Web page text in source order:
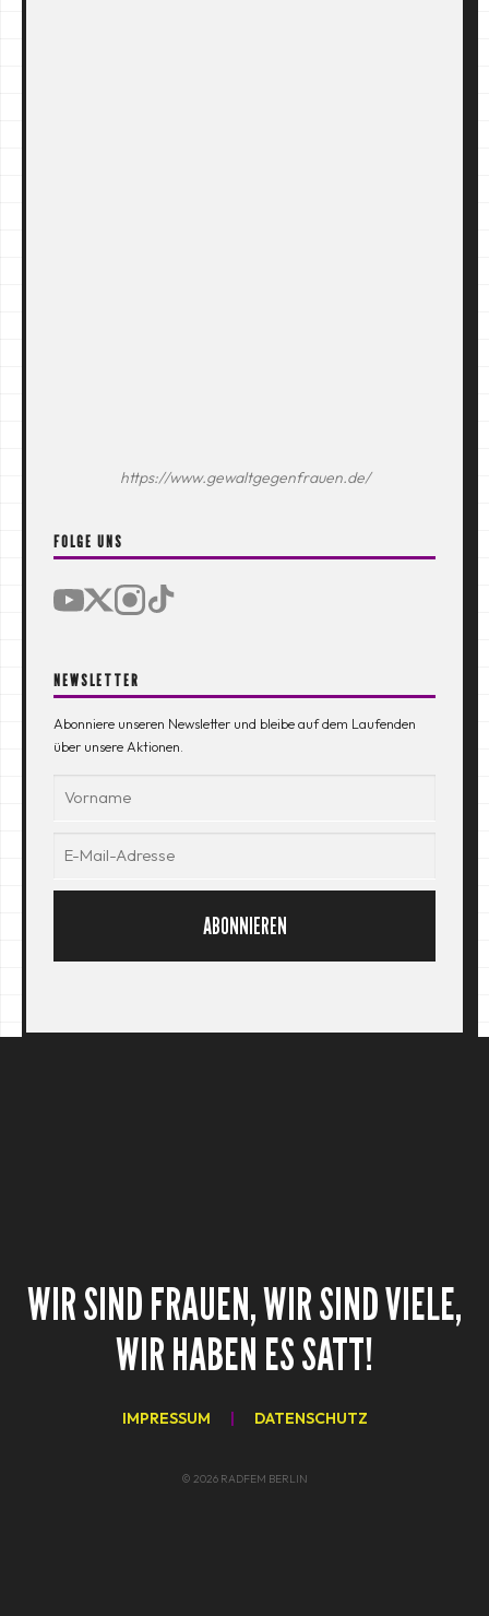
https://www.gewaltgegenfrauen.de/
FOLGE UNS
NEWSLETTER
Abonniere unseren Newsletter und bleibe auf dem Laufenden
über unsere Aktionen.
ABONNIEREN
WIR SIND FRAUEN, WIR SIND VIELE,
WIR HABEN ES SATT!
IMPRESSUM DATENSCHUTZ
© 2026 RADFEM BERLIN